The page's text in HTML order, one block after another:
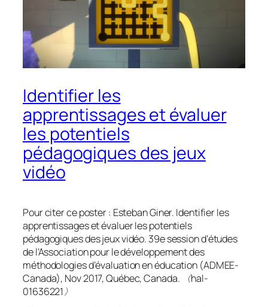
Identifier les
apprentissages et évaluer
les potentiels
pédagogiques des jeux
vidéo
Pour citer ce poster : Esteban Giner. Identifier les
apprentissages et évaluer les potentiels
pédagogiques des jeux vidéo. 39e session d’études
de l’Association pour le développement des
méthodologies d’évaluation en éducation (ADMEE-
Canada), Nov 2017, Québec, Canada. 〈hal-
01636221〉